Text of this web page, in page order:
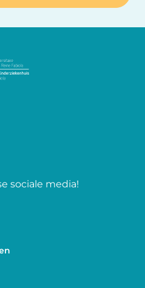
sociale media!